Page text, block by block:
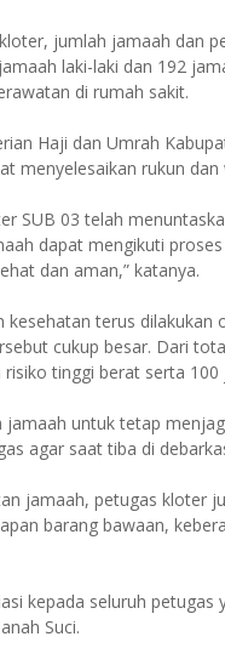
jumlah jamaah dan
laki-laki dan 192
di rumah sakit.
Haji dan Umrah
menyelesaikan rukun
SUB 03 telah
dapat mengikuti
dan aman,” katanya.
kesehatan terus
cukup besar. Dari
tinggi berat serta
jamaah untuk tetap
agar saat tiba di
jamaah, petugas kloter
barang bawaan,
kepada seluruh
Suci.